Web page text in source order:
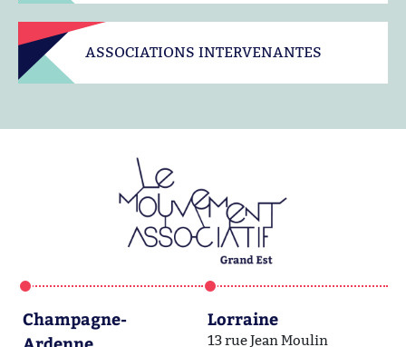
ASSOCIATIONS INTERVENANTES
Champagne-
Lorraine
13 rue Jean Moulin